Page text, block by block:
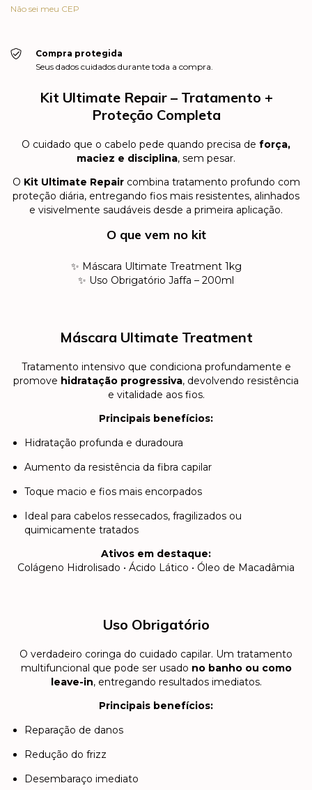
Não sei meu CEP
Compra protegida
Seus dados cuidados durante toda a compra.
Kit Ultimate Repair – Tratamento +
Proteção Completa
O cuidado que o cabelo pede quando precisa de força,
maciez e disciplina, sem pesar.
O Kit Ultimate Repaircombina tratamento profundo com
proteção diária, entregando fios mais resistentes, alinhados
e visivelmente saudáveis desde a primeira aplicação.
O que vem no kit
✨ Máscara Ultimate Treatment 1kg
✨ Uso Obrigatório Jaffa – 200ml
Máscara Ultimate Treatment
Tratamento intensivo que condiciona profundamente e
promove hidratação progressiva, devolvendo resistência
e vitalidade aos fios.
Principais benefícios:
Hidratação profunda e duradoura
Aumento da resistência da fibra capilar
Toque macio e fios mais encorpados
Ideal para cabelos ressecados, fragilizados ou
quimicamente tratados
Ativos em destaque:
Colágeno Hidrolisado • Ácido Lático • Óleo de Macadâmia
Uso Obrigatório
O verdadeiro coringa do cuidado capilar. Um tratamento
multifuncional que pode ser usado no banho ou como
leave-in, entregando resultados imediatos.
Principais benefícios:
Reparação de danos
Redução do frizz
Desembaraço imediato